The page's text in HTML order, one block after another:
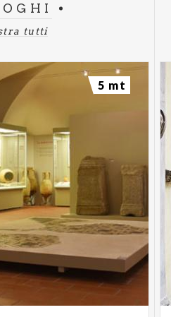
tutti
5 mt